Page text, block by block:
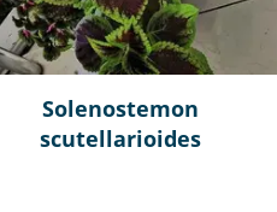
Solenostemon
scutellarioides